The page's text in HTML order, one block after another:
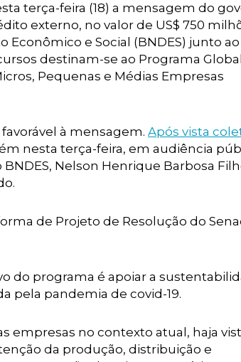
terça-feira (18) a mensagem do
externo, no valor de US$ 750
e Social (BNDES) junto ao
destinam-se ao Programa
Pequenas e Médias Empresas
à mensagem. Após vista
nesta terça-feira, em audiência
Nelson Henrique Barbosa
de Projeto de Resolução do
do programa é apoiar a
pela pandemia de covid-19.
empresas no contexto atual, haja
da produção, distribuição e